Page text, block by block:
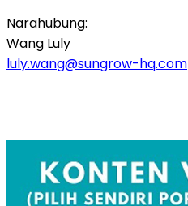
Narahubung:
Wang Luly
luly.wang@sungrow-hq.com